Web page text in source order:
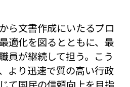
ら文書作成にいたるプロ
適化を図るとともに、最
員が継続して担う。こう
より迅速で質の高い行政